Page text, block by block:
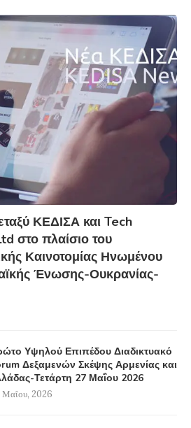
ΚΕΔΙΣΑ και Tech
στο πλαίσιο του
Καινοτομίας Ηνωμένου
Ένωσης-Ουκρανίας-
Υψηλού Επιπέδου Διαδικτυακό
Δεξαμενών Σκέψης Αρμενίας και
Τετάρτη 27 Μαΐου 2026
2026